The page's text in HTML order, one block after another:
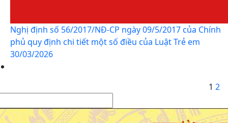
Nghị định số 56/2017/NĐ-CP ngày 09/5/2017 của Chính
phủ quy định chi tiết một số điều của Luật Trẻ em
30/03/2026
1 2